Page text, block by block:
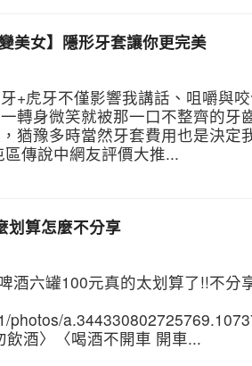
美女】隱形牙套讓你更完美
+虎牙不僅影響我講話、咀嚼與
轉身微笑就被那一口不整齊的牙
猶豫多時當然牙套費用也是決定
傳說中網友評價大推...
划算怎麼不分享
酒六罐100元真的太划算了!!不分
photos/
酒〉〈喝酒不開車 開車...